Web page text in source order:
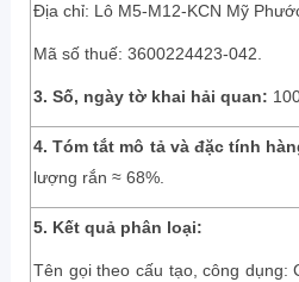
Địa chỉ: Lô M5-M12-KCN Mỹ
Mã số thuế: 3600224423-042.
3. Số, ngày tờ khai hải quan:
4. Tóm tắt mô tả và đặc tính
lượng rắn ≈ 68%.
5. Kết quả phân loại:
Tên gọi theo cấu tạo, công dụng: